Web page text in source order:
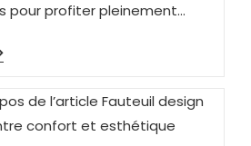
pour profiter pleinement…